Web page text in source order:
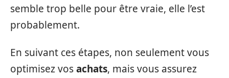
semble trop belle pour être vraie, elle l’est
probablement.
En suivant ces étapes, non seulement vous
optimisez vosachats, mais vous assurez